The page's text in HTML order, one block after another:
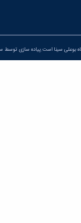
بوعلی سینا است.پیاده سازی توسط